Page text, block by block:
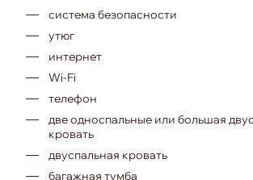
система безопасности
утюг
интернет
Wi-Fi
телефон
две односпальные или большая
кровать
двуспальная кровать
багажная тумба